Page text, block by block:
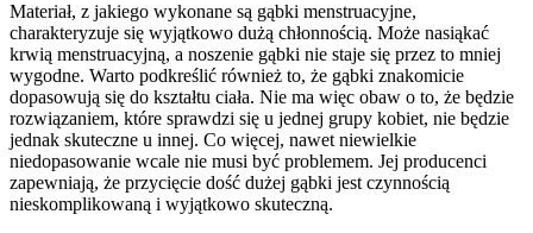
Materiał, z jakiego wykonane są gąbki menstruacyjne,
charakteryzuje się wyjątkowo dużą chłonnością. Może nasiąkać
krwią menstruacyjną, a noszenie gąbki nie staje się przez to mniej
wygodne. Warto podkreślić również to, że gąbki znakomicie
dopasowują się do kształtu ciała. Nie ma więc obaw o to, że będzie
rozwiązaniem, które sprawdzi się u jednej grupy kobiet, nie będzie
jednak skuteczne u innej. Co więcej, nawet niewielkie
niedopasowanie wcale nie musi być problemem. Jej producenci
zapewniają, że przycięcie dość dużej gąbki jest czynnością
nieskomplikowaną i wyjątkowo skuteczną.